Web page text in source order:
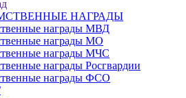
НАГРАДЫ
награды МВД
награды МО
награды МЧС
награды Росгвардии
награды ФСО